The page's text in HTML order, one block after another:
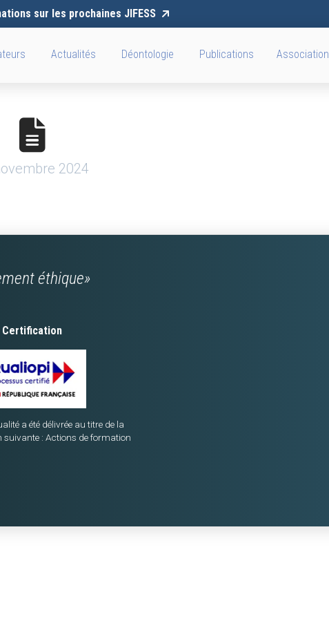
sur les prochaines JIFESS
Actualités Déontologie Publications Association
2024
éthique»
Certification
a été délivrée au titre de la
suivante : Actions de formation